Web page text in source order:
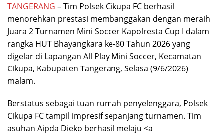
TANGERANG – Tim Polsek Cikupa FC berhasil
menorehkan prestasi membanggakan dengan meraih
Juara 2 Turnamen Mini Soccer Kapolresta Cup I dalam
rangka HUT Bhayangkara ke-80 Tahun 2026 yang
digelar di Lapangan All Play Mini Soccer, Kecamatan
Cikupa, Kabupaten Tangerang, Selasa (9/6/2026)
malam.
Berstatus sebagai tuan rumah penyelenggara, Polsek
Cikupa FC tampil impresif sepanjang turnamen. Tim
asuhan Aipda Dieko berhasil melaju <a